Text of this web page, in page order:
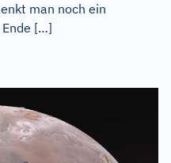
man noch ein
[…]